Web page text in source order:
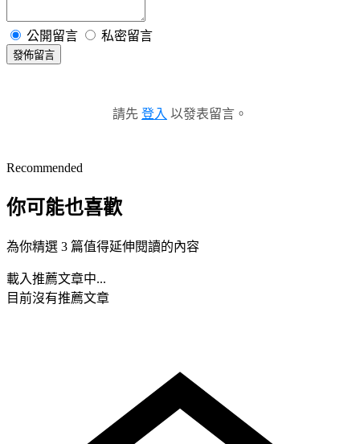
公開留言 私密留言
發佈留言
請先 登入 以發表留言。
Recommended
你可能也喜歡
為你精選 3 篇值得延伸閱讀的內容
載入推薦文章中...
目前沒有推薦文章